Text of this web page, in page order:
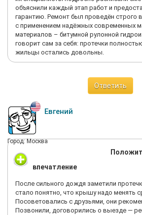
объяснили каждый этап работ и
гарантию. Ремонт был проведён строго
с применением надёжных современных
материалов – битумной рулонной
говорит сам за себя: протечки
жильцы остались довольны.
Ответить
Евгений
Город: Москва
впечатление
После сильного дождя заметили
стало понятно, что крышу надо менять
Посоветовались с друзьями, они
Позвонили, договорились о выезде —